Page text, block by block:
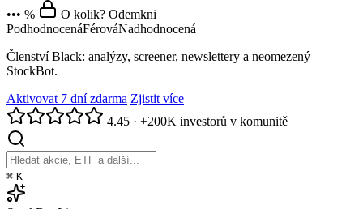
••• %
O kolik? Odemkni
PodhodnocenáFérováNadhodnocená
Členství Black: analýzy, screener, newslettery a neomezený
StockBot.
Aktivovat 7 dní zdarma Zjistit více
4.45 · +200K investorů v komunitě
⌘ K